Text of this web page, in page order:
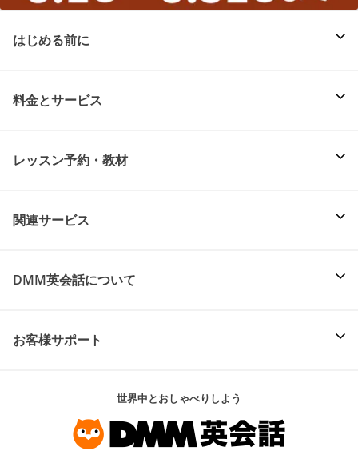
はじめる前に
料金とサービス
レッスン予約・教材
関連サービス
DMM英会話について
お客様サポート
世界中とおしゃべりしよう